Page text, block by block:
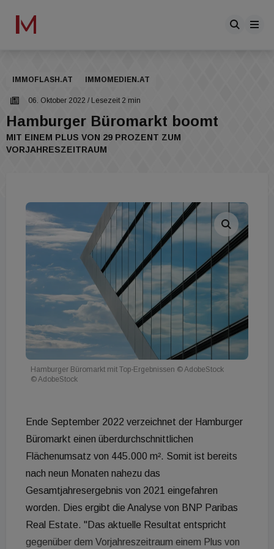
IMMOFLASH.AT IMMOMEDIEN.AT
06. Oktober 2022 / Lesezeit 2 min
Hamburger Büromarkt boomt
MIT EINEM PLUS VON 29 PROZENT ZUM
VORJAHRESZEITRAUM
Hamburger Büromarkt mit Top-Ergebnissen © AdobeStock
© AdobeStock
Ende September 2022 verzeichnet der Hamburger
Büromarkt einen überdurchschnittlichen
Flächenumsatz von 445.000 m². Somit ist bereits
nach neun Monaten nahezu das
Gesamtjahresergebnis von 2021 eingefahren
worden. Dies ergibt die Analyse von BNP Paribas
Real Estate. "Das aktuelle Resultat entspricht
gegenüber dem Vorjahreszeitraum einem Plus von